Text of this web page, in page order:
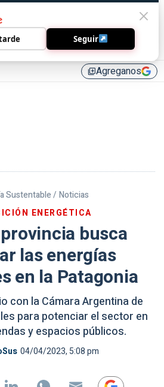
library_addAgreganos
Sustentable / Noticias
ENERGÉTICA
busca
las energías
en la Patagonia
con la Cámara Argentina de
para potenciar el sector en
y espacios públicos.
04/04/2023, 5:08 pm
Seguir